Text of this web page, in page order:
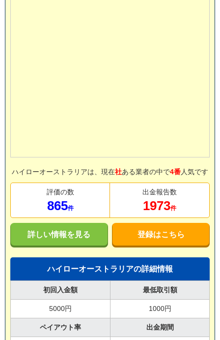
ハイローオーストラリアは、現在社ある業者の中で4番人気です
評価の数
865件
出金報告数
1973件
詳しい情報を見る 登録はこちら
ハイローオーストラリアの詳細情報
初回入金額 最低取引額
5000円 1000円
ペイアウト率 出金期間